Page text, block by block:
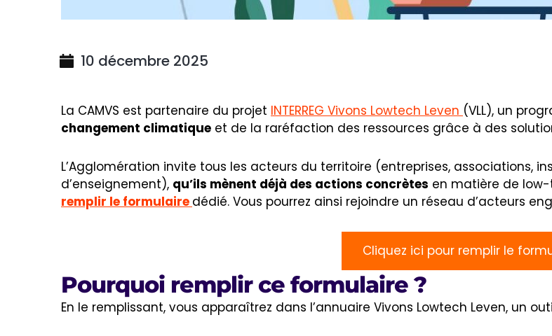
10 décembre 2025
La CAMVS est partenaire du projet INTERREG Vivons Lowtech Leven (VLL), un
changement climatique et de la raréfaction des ressources grâce à des
L’Agglomération invite tous les acteurs du territoire (entreprises, associations,
d’enseignement), qu’ils mènent déjà des actions concrètes en matière de
remplir le formulaire dédié. Vous pourrez ainsi rejoindre un réseau d’acteurs
Cliquez ici pour remplir le
Pourquoi remplir ce formulaire ?
En le remplissant, vous apparaîtrez dans l’annuaire Vivons Lowtech Leven, un